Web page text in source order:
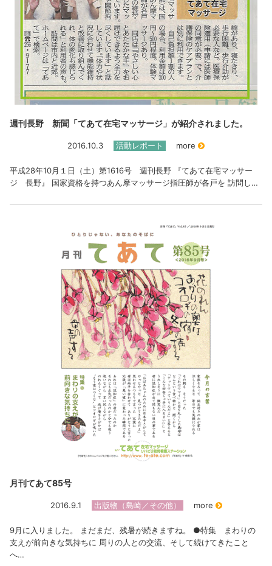
週刊長野 新聞「てあて在宅マッサージ」が紹介されました。
2016.10.3 活動レポート more
平成28年10月１日（土）第1616号 週刊長野 『てあて在宅マッサー
ジ 長野』 国家資格を持つあん摩マッサージ指圧師が各戸を 訪問し…
月刊てあて85号
2016.9.1 出版物（島崎／その他） more
9月に入りました。 まだまだ、残暑が続きますね。 ●特集 まわりの
支えが前向きな気持ちに 周りの人との交流、そして続けてきたこと
へ…